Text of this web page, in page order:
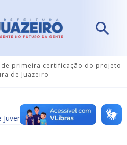
primeira certificação do projeto
de Juazeiro
- SEDUC